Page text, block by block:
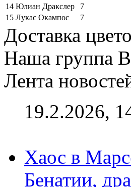
14 Юлиан Дракслер
7
15 Лукас Окампос 7
Доставка
Наша группа
Лента
19.2.2026,
Хаос в
Бенатии,